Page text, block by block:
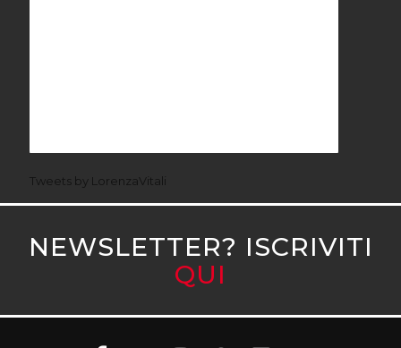
Tweets by LorenzaVitali
NEWSLETTER? ISCRIVITI
QUI